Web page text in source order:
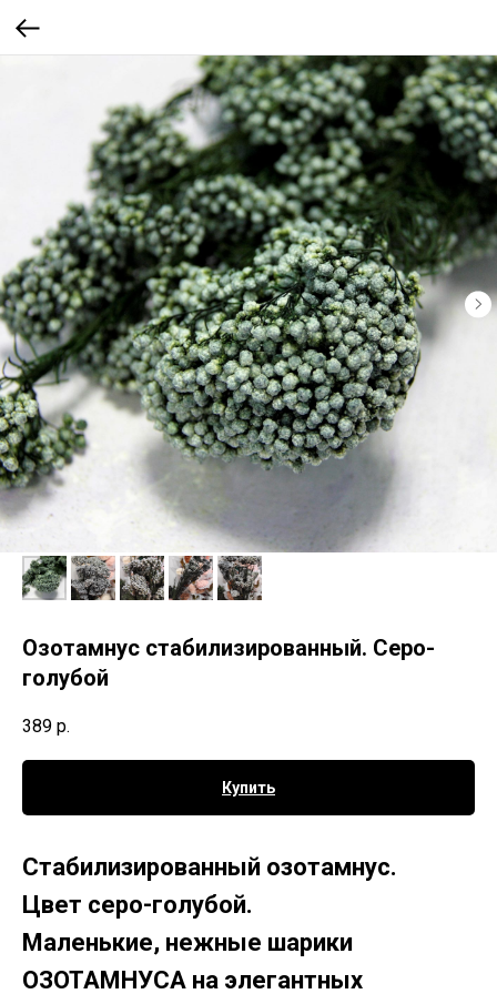
Озотамнус стабилизированный. Серо-
голубой
389 р.
Купить
Стабилизированный озотамнус.
Цвет серо-голубой.
Маленькие, нежные шарики
ОЗОТАМНУСА на элегантных